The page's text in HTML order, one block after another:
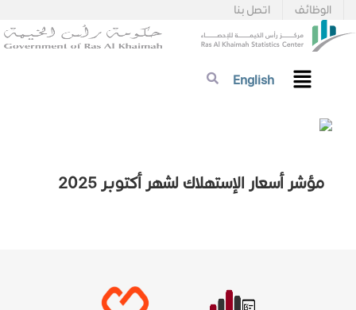
اتصل بنا الوظائف
English
مؤشر أسعار الإستهلاك لشهر أكتوبر 2025